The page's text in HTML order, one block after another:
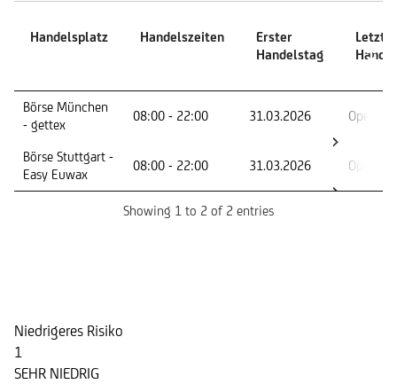
Handelsplatz Handelszeiten
Erster
Handelstag
Letzter
Handelsplatz
Handelstag
Börse München
- gettex
08:00 - 22:00 31.03.2026 Open
Börse Stuttgart -
Easy Euwax
08:00 - 22:00 31.03.2026 Open
Showing 1 to 2 of 2 entries
Niedrigeres Risiko
1
SEHR NIEDRIG